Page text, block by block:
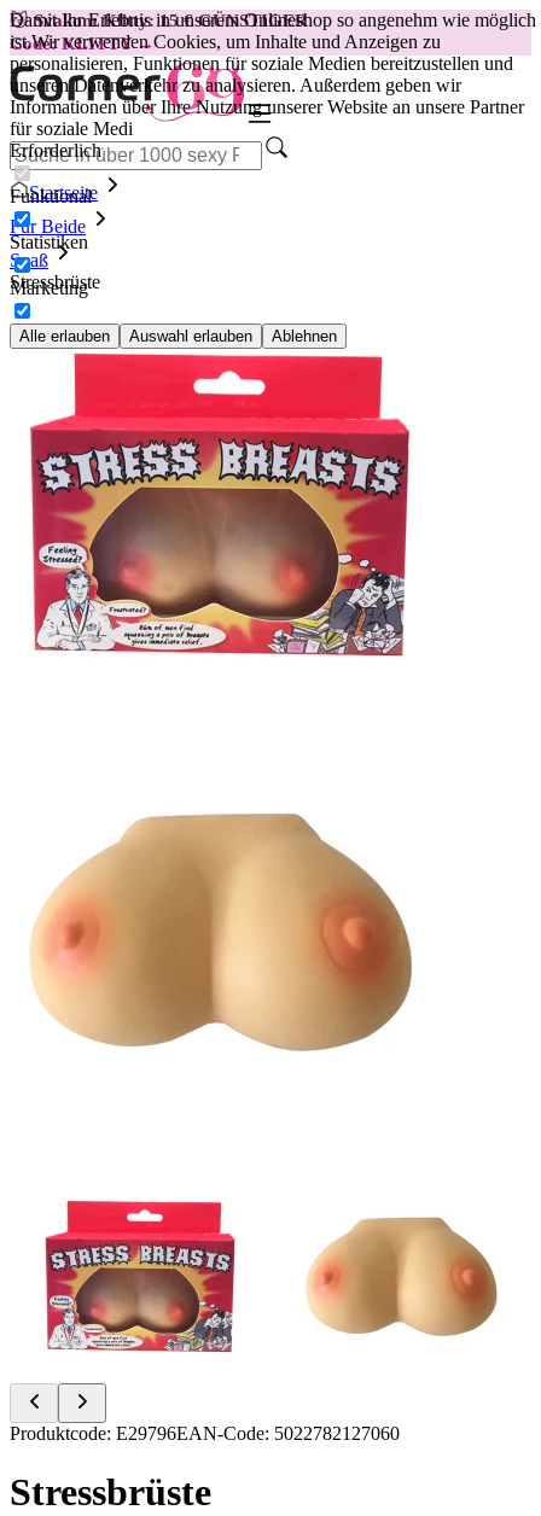
Damit Ihr Erlebnis in unserem Onlineshop so angenehm wie möglich
ist.Wir verwenden Cookies, um Inhalte und Anzeigen zu
personalisieren, Funktionen für soziale Medien bereitzustellen und
unseren Datenverkehr zu analysieren. Außerdem geben wir
Informationen über Ihre Nutzung unserer Website an unsere Partner
für soziale Medi
Erforderlich
Funktional
Statistiken
Marketing
Alle erlauben Auswahl erlauben Ablehnen
😽Svakom Klitty: 15 € GÜNSTIGER
Code: KLITTY →
Startseite
Für Beide
Spaß
Stressbrüste
Item
of
2
Produktcode: E29796EAN-Code: 5022782127060
Stressbrüste